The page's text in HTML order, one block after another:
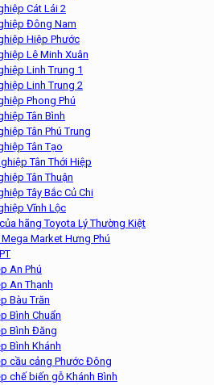
Cát Lái 2
Đông Nam
Hiệp Phước
Lê Minh Xuân
Linh Trung 1
Linh Trung 2
Phong Phú
Tân Bình
Tân Phú Trung
Tân Tạo
Tân Thới Hiệp
Tân Thuận
Tây Bắc Củ Chi
Vĩnh Lộc
hãng Toyota Lý Thường Kiệt
Market Hưng Phú
An Phú
An Thạnh
Bàu Trăn
Bình Chuẩn
Bình Đăng
Bình Khánh
cầu cảng Phước Đông
chế biến gỗ Khánh Bình